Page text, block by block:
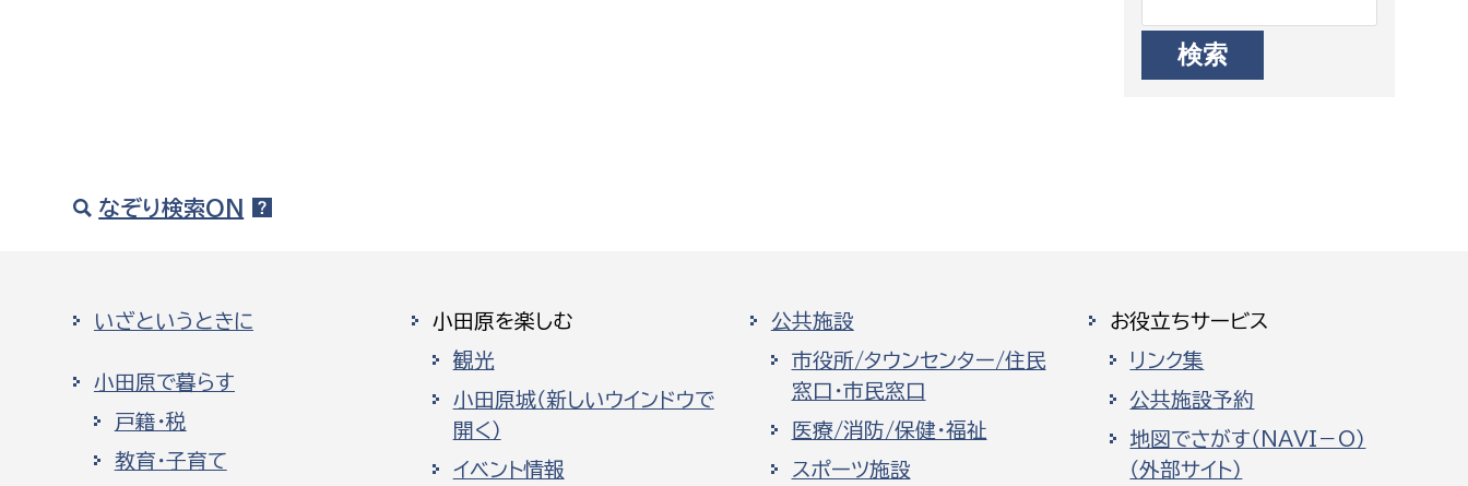
なぞり検索ON
いざというときに
小田原で暮らす
戸籍・税
教育・子育て
小田原を楽しむ
観光
小田原城（新しいウインドウで
開く）
イベント情報
公共施設
市役所/タウンセンター/住民
窓口・市民窓口
医療/消防/保健・福祉
スポーツ施設
お役立ちサービス
リンク集
公共施設予約
地図でさがす（NAVI－O）
（外部サイト）